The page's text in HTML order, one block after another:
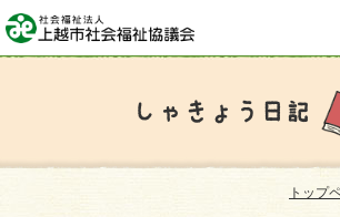
しゃきょう日記
トップ